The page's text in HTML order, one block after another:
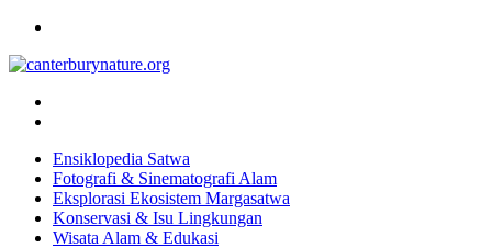
Skip
content
Tur Alam dan Margasatwa Terbaik di Canterbury
Ensiklopedia Satwa
Fotografi & Sinematografi Alam
Eksplorasi Ekosistem Margasatwa
Konservasi & Isu Lingkungan
Wisata Alam & Edukasi